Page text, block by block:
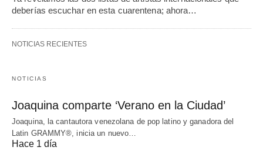
deberías escuchar en esta cuarentena; ahora…
NOTICIAS RECIENTES
NOTICIAS
Joaquina comparte ‘Verano en la Ciudad’
Joaquina, la cantautora venezolana de pop latino y ganadora del
Latin GRAMMY®, inicia un nuevo…
Hace 1 día